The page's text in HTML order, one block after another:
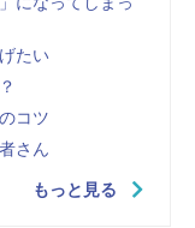
たい
コツ
さん
もっと見る